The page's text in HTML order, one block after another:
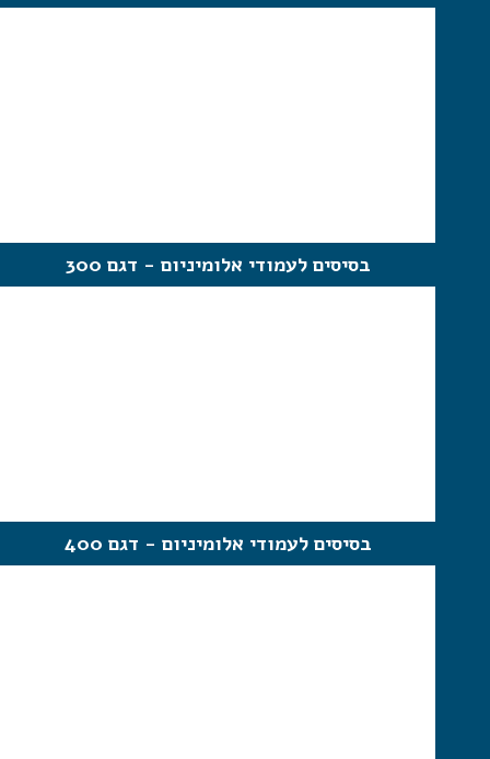
בסיסים לעמודי אלומיניום - דגם 300
בסיסים לעמודי אלומיניום - דגם 400